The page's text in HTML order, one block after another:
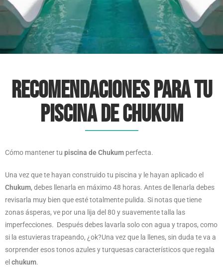
Recomendaciones para tu
piscina de Chukum
Cómo mantener tu piscina de Chukum perfecta.
Una vez que te hayan construido tu piscina y le hayan aplicado el
Chukum, debes llenarla en máximo 48 horas. Antes de llenarla debes
revisarla muy bien que esté totalmente pulida. Si notas que tiene
zonas ásperas, ve por una lija del 80 y suavemente talla las
imperfecciones. Después debes lavarla solo con agua y trapos, como
si la estuvieras trapeando, ¿ok?Una vez que la llenes, sin duda te va a
sorprender esos tonos azules y turquesas característicos que regala
el chukum.